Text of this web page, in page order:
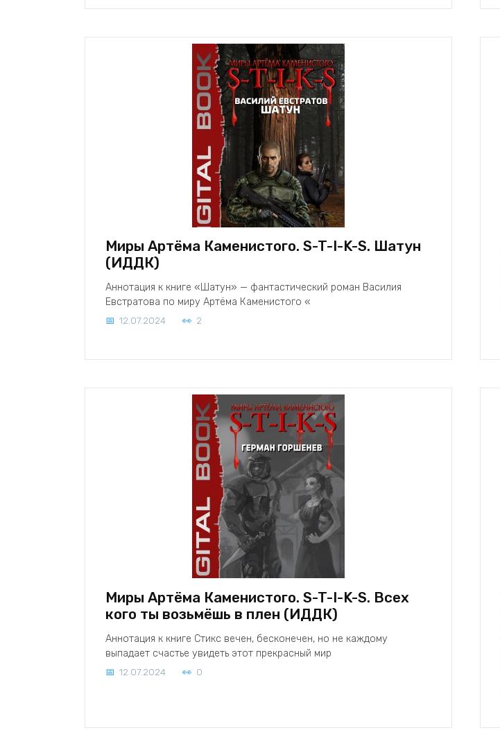
Миры Артёма Каменистого. S-T-I-K-S. Шатун
(ИДДК)
Аннотация к книге «Шатун» — фантастический роман Василия
Евстратова по миру Артёма Каменистого «
12.07.2024 2
Миры Артёма Каменистого. S-T-I-K-S. Всех
кого ты возьмёшь в плен (ИДДК)
Аннотация к книге Стикс вечен, бесконечен, но не каждому
выпадает счастье увидеть этот прекрасный мир
12.07.2024 0